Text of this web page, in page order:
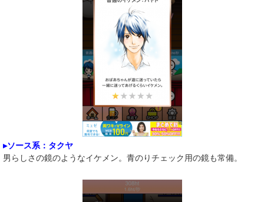
▸ソース系：タクヤ
男らしさの鏡のようなイケメン。青のりチェック用の鏡も常備。